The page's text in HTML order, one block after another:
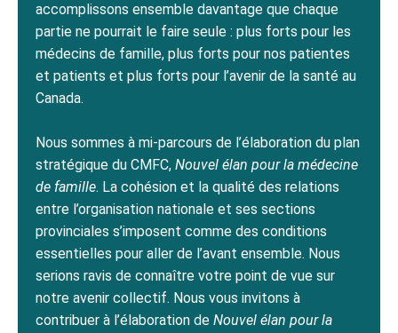
accomplissons ensemble davantage que chaque
partie ne pourrait le faire seule : plus forts pour les
médecins de famille, plus forts pour nos patientes
et patients et plus forts pour l’avenir de la santé au
Canada.
Nous sommes à mi-parcours de l’élaboration du plan
stratégique du CMFC, Nouvel élan pour la médecine
de famille. La cohésion et la qualité des relations
entre l’organisation nationale et ses sections
provinciales s’imposent comme des conditions
essentielles pour aller de l’avant ensemble. Nous
serions ravis de connaître votre point de vue sur
notre avenir collectif. Nous vous invitons à
contribuer à l’élaboration de Nouvel élan pour la